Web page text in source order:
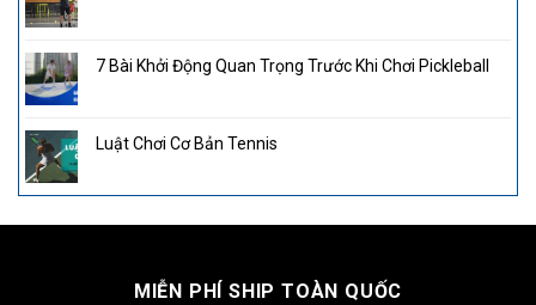
7 Bài Khởi Động Quan Trọng Trước Khi Chơi Pickleball
Luật Chơi Cơ Bản Tennis
MIỄN PHÍ SHIP TOÀN QUỐC